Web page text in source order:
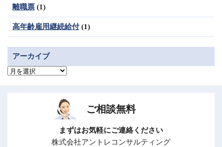
離職票 (1)
高年齢雇用継続給付(1)
アーカイブ
ア
ご相談無料
まずはお気軽にご連絡ください
株式会社アントレコンサルティング